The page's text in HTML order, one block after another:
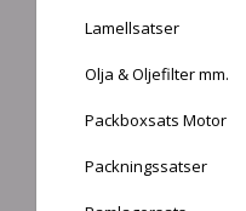
Lamellsatser
Olja & Oljefilter mm.
Packboxsats Motor
Packningssatser